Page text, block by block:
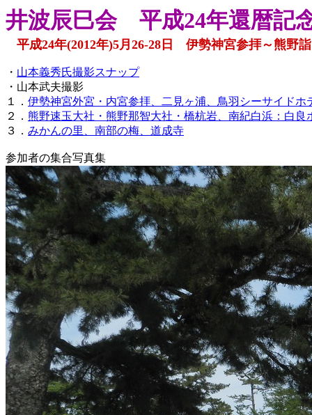
井波辰巳会 平成24年還暦記
平成24年(2012年)5月26-28日 伊勢神宮参拝～熊野
・ 山本義秀氏撮影スナップ
・山本武夫撮影
１． 伊勢神宮外宮・内宮参拝、二見ヶ浦、鳥羽シーサイドホ
２． 熊野速玉大社・熊野那智大社・橋杭岩、南紀白浜：白良
３． みかんの里、南部の梅、道成寺
参加者の集合写真集